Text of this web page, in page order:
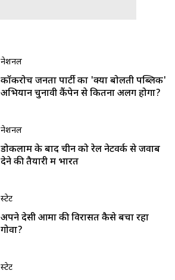
नेशनल
कॉकरोच जनता पार्टी का 'क्या बोलती पब्लिक'
अभियान चुनावी कैंपेन से कितना अलग होगा?
नेशनल
डोकलाम के बाद चीन को रेल नेटवर्क से जवाब
देने की तैयारी में भारत
स्टेट
अपने देसी आमों की विरासत कैसे बचा रहा
गोवा?
स्टेट